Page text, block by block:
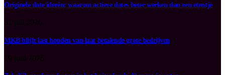
Originele date ideeën: waarom actieve dates beter werken dan een etentje
MKB blijft last houden van laat betalende grote bedrijven